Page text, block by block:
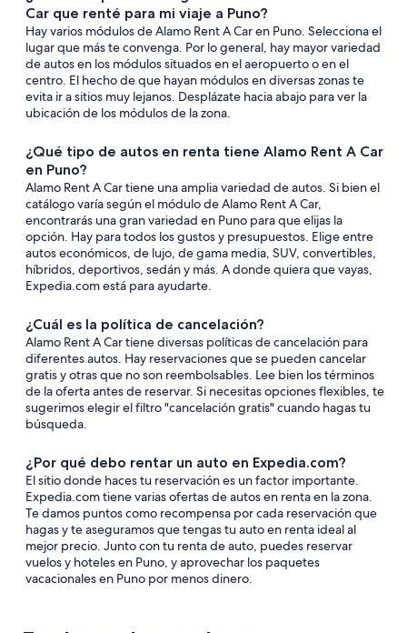
Car que renté para mi viaje a Puno?
Hay varios módulos de Alamo Rent A Car en Puno. Selecciona el
lugar que más te convenga. Por lo general, hay mayor variedad
de autos en los módulos situados en el aeropuerto o en el
centro. El hecho de que hayan módulos en diversas zonas te
evita ir a sitios muy lejanos. Desplázate hacia abajo para ver la
ubicación de los módulos de la zona.
¿Qué tipo de autos en renta tiene Alamo Rent A Car
en Puno?
Alamo Rent A Car tiene una amplia variedad de autos. Si bien el
catálogo varía según el módulo de Alamo Rent A Car,
encontrarás una gran variedad en Puno para que elijas la
opción. Hay para todos los gustos y presupuestos. Elige entre
autos económicos, de lujo, de gama media, SUV, convertibles,
híbridos, deportivos, sedán y más. A donde quiera que vayas,
Expedia.com está para ayudarte.
¿Cuál es la política de cancelación?
Alamo Rent A Car tiene diversas políticas de cancelación para
diferentes autos. Hay reservaciones que se pueden cancelar
gratis y otras que no son reembolsables. Lee bien los términos
de la oferta antes de reservar. Si necesitas opciones flexibles, te
sugerimos elegir el filtro "cancelación gratis" cuando hagas tu
búsqueda.
¿Por qué debo rentar un auto en Expedia.com?
El sitio donde haces tu reservación es un factor importante.
Expedia.com tiene varias ofertas de autos en renta en la zona.
Te damos puntos como recompensa por cada reservación que
hagas y te aseguramos que tengas tu auto en renta ideal al
mejor precio. Junto con tu renta de auto, puedes reservar
vuelos y hoteles en Puno, y aprovechar los paquetes
vacacionales en Puno por menos dinero.